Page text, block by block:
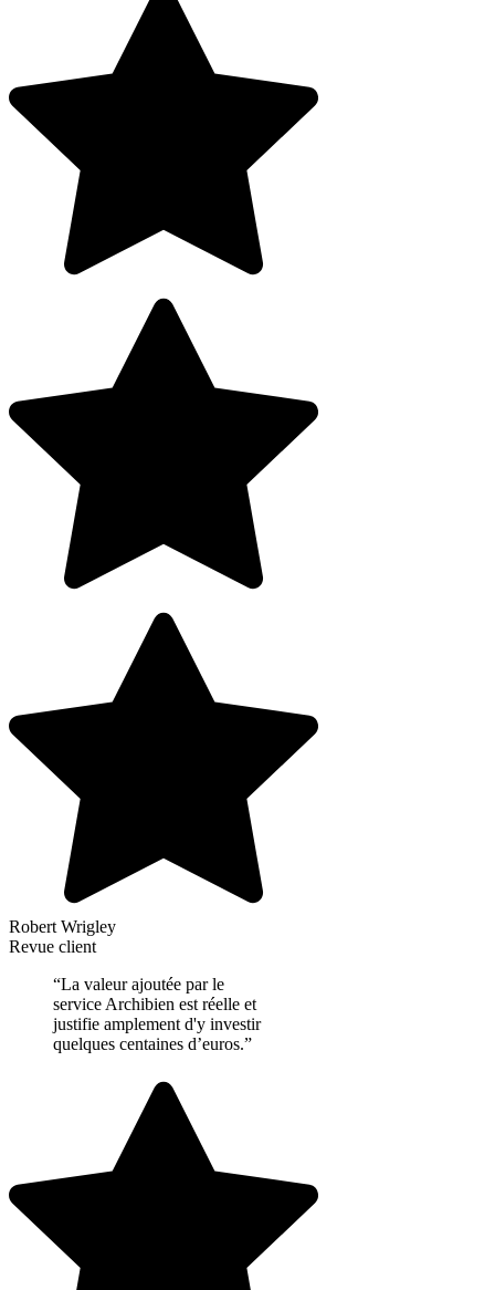
Robert Wrigley
Revue client
“La valeur ajoutée par le
service Archibien est réelle et
justifie amplement d'y investir
quelques centaines d’euros.”